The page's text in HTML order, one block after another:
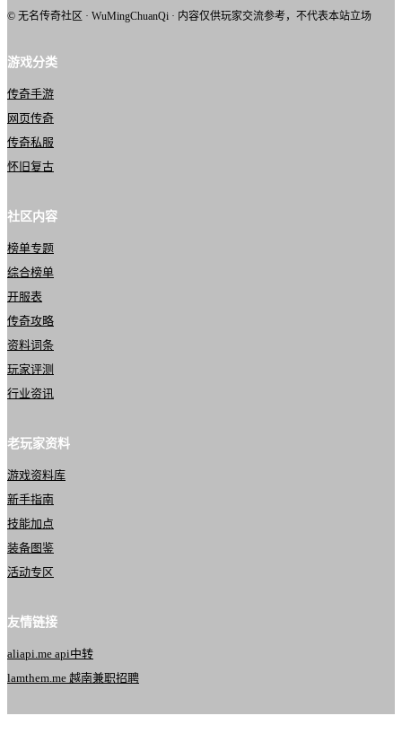
© 无名传奇社区 · WuMingChuanQi · 内容仅供玩家交流参考，不代表本站立场
游戏分类
传奇手游
网页传奇
传奇私服
怀旧复古
社区内容
榜单专题
综合榜单
开服表
传奇攻略
资料词条
玩家评测
行业资讯
老玩家资料
游戏资料库
新手指南
技能加点
装备图鉴
活动专区
友情链接
aliapi.me api中转
lamthem.me 越南兼职招聘